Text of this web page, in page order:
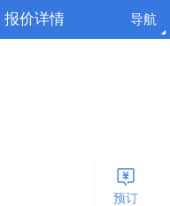
报价详情 导航
预订